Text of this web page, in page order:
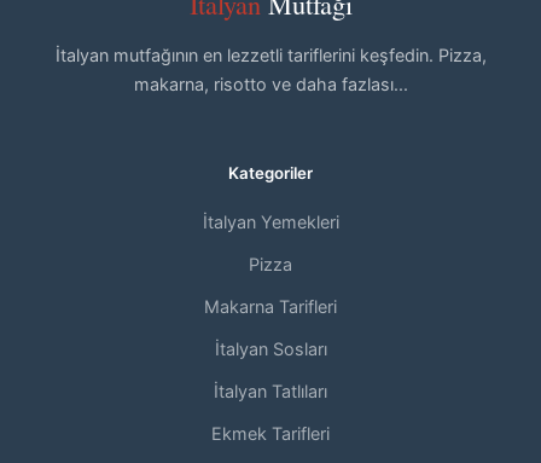
İtalyan mutfağının en lezzetli tariflerini keşfedin. Pizza,
makarna, risotto ve daha fazlası...
Kategoriler
İtalyan Yemekleri
Pizza
Makarna Tarifleri
İtalyan Sosları
İtalyan Tatlıları
Ekmek Tarifleri